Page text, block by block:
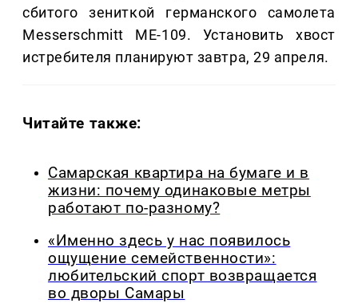
сбитого зениткой германского самолета
Messerschmitt МЕ-109. Установить хвост
истребителя планируют завтра, 29 апреля.
Читайте также:
Самарская квартира на бумаге и в
жизни: почему одинаковые метры
работают по-разному?
«Именно здесь у нас появилось
ощущение семейственности»:
любительский спорт возвращается
во дворы Самары